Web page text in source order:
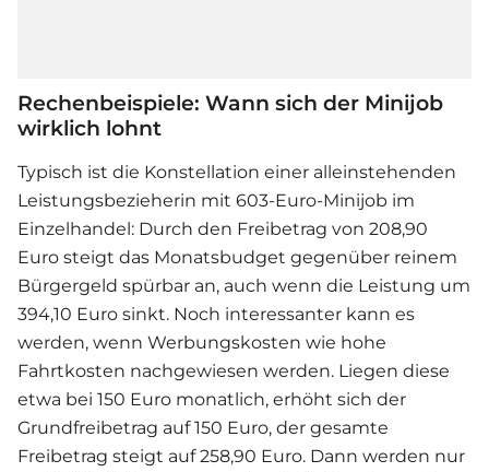
Rechenbeispiele: Wann sich der Minijob
wirklich lohnt
Typisch ist die Konstellation einer alleinstehenden
Leistungsbezieherin mit 603-Euro-Minijob im
Einzelhandel: Durch den Freibetrag von 208,90
Euro steigt das Monatsbudget gegenüber reinem
Bürgergeld spürbar an, auch wenn die Leistung um
394,10 Euro sinkt. Noch interessanter kann es
werden, wenn Werbungskosten wie hohe
Fahrtkosten nachgewiesen werden. Liegen diese
etwa bei 150 Euro monatlich, erhöht sich der
Grundfreibetrag auf 150 Euro, der gesamte
Freibetrag steigt auf 258,90 Euro. Dann werden nur